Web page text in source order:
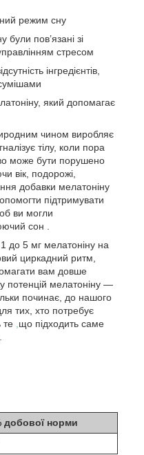
режим сну
були пов’язані зі
стресом
інгредієнтів,
який допомагає
чином виробляє
тілу, коли пора
може бути порушено
вік, подорожі,
добавки мелатоніну
підтримувати
ви могли
сон .
до 5 мг мелатоніну на
циркадний ритм,
вам довше
потенцій мелатоніну —
починає, до нашого
тих, хто потребує
те ,що підходить саме
добової норми